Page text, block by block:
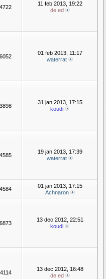
4722
11 feb 2013, 19:22
de ed
6052
01 feb 2013, 11:17
waterrat
3898
31 jan 2013, 17:15
koudi
4585
19 jan 2013, 17:39
waterrat
4584
01 jan 2013, 17:15
Achnaron
6873
13 dec 2012, 22:51
koudi
4114
13 dec 2012, 16:48
de ed